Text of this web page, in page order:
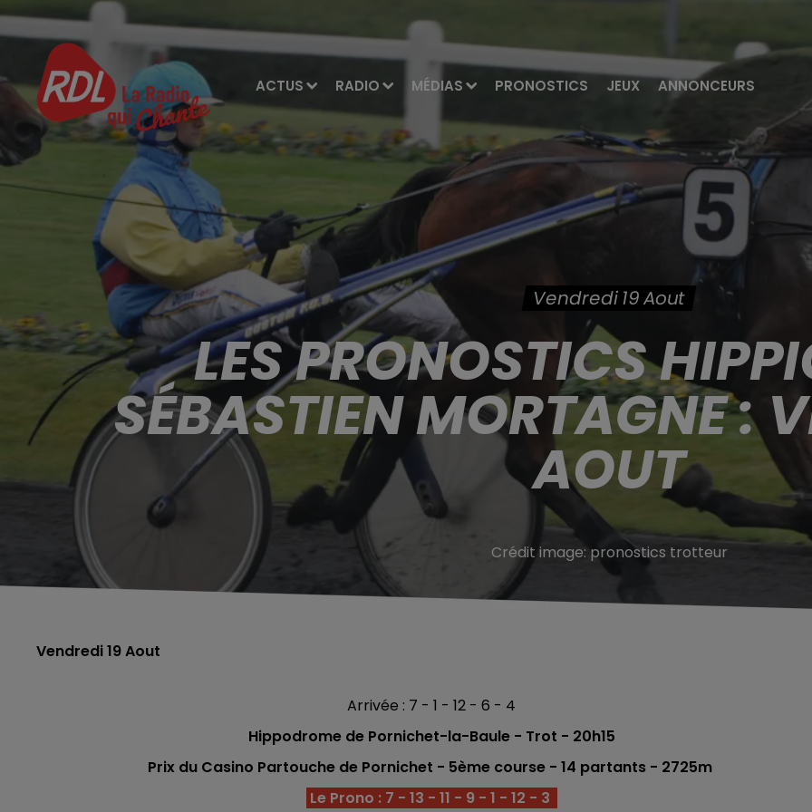
ACTUS RADIO MÉDIAS PRONOSTICS JEUX ANNONCEURS
Vendredi 19 Aout
LES PRONOSTICS
SÉBASTIEN MORTAGNE :
AOUT
Crédit image: pronostics trotteur
Vendredi 19 Aout
Arrivée : 7 - 1 - 12 - 6 - 4
Hippodrome de Pornichet-la-Baule - Trot - 20h15
Prix du Casino Partouche de Pornichet - 5èmecourse - 14 partants - 2725m
Le Prono : 7 - 13 - 11 - 9 - 1 - 12 - 3